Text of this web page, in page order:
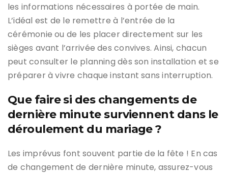
les informations nécessaires à portée de main.
L’idéal est de le remettre à l’entrée de la
cérémonie ou de les placer directement sur les
sièges avant l’arrivée des convives. Ainsi, chacun
peut consulter le planning dès son installation et se
préparer à vivre chaque instant sans interruption.
Que faire si des changements de
dernière minute surviennent dans le
déroulement du mariage ?
Les imprévus font souvent partie de la fête ! En cas
de changement de dernière minute, assurez-vous